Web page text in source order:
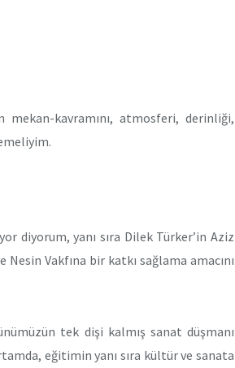
mekan-kavramını, atmosferi, derinliği,
diyorum, yanı sıra Dilek Türker’in Aziz
Vakfına bir katkı sağlama amacını
tek dişi kalmış sanat düşmanı
eğitimin yanı sıra kültür ve sanata